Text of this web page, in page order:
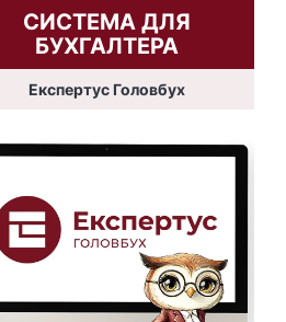
СИСТЕМА ДЛЯ
БУХГАЛТЕРА
Експертус Головбух